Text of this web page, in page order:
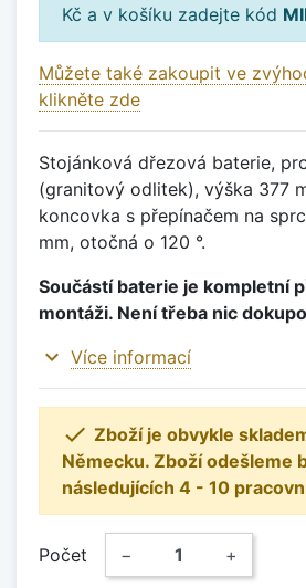
Kč a v košíku zadejte kód
Můžete také zakoupit ve
klikněte zde
Stojánková dřezová baterie,
(granitový odlitek), výška 377
koncovka s přepínačem na
mm, otočná o 120 °.
Součástí baterie je kompletní
montáži. Není třeba nic
expand_more Více informací
 Zboží je obvykle
Německu. Zboží odešleme
následujících 4 - 10
Počet − +